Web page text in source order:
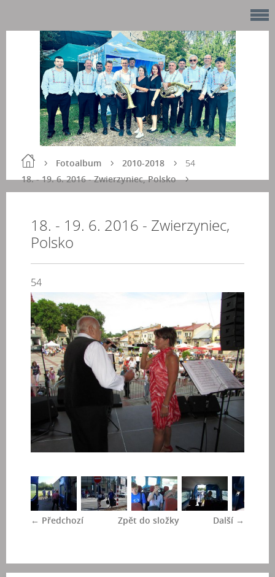
Fotoalbum
2010-2018
18. - 19. 6. 2016 - Zwierzyniec, Polsko
54
18. - 19. 6. 2016 - Zwierzyniec,
Polsko
54
← Předchozí Další →
Zpět do složky